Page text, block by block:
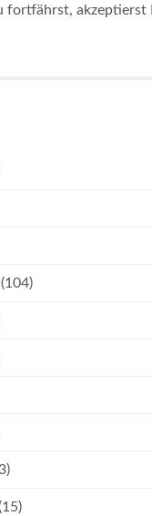
fortfährst, akzeptierst
(104)